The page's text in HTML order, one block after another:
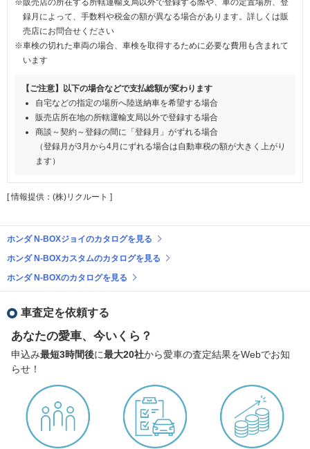
録月によって、手数料や税金の額が異なる場合があります。詳しくは販
売店にお問合せください
※車検の切れた車両の場合、車検を取得するために必要な費用も含まれて
います
【ご注意】以下の場合などで支払総額が変わります
自宅などの指定の場所へ陸送納車を希望する場合
販売店所在地の所轄運輸支局以外で登録する場合
商談～契約～登録の間に「登録月」がずれる場合
（登録月が3月から4月にずれる場合は自動車税の額が大きく上がり
ます）
[ 情報提供：(株)リクルート ]
ホンダ N-BOXジョイのカタログを見る
ホンダ N-BOXカスタムのカタログを見る
ホンダ N-BOXのカタログを見る
車査定を依頼する
あなたの愛車、今いくら？
申込み最短3時間後に最大20社から愛車の査定結果をWebでお知
らせ！